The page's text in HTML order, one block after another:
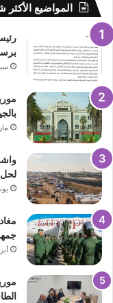
المواضيع الأكثر
مارس
لحل
يونيو
أبريل